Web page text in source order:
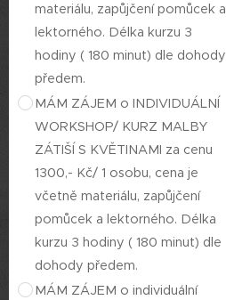
materiálu, zapůjčení pomůcek a
lektorného. Délka kurzu 3
hodiny ( 180 minut) dle dohody
předem.
MÁM ZÁJEM o INDIVIDUÁLNÍ
WORKSHOP/ KURZ MALBY
ZÁTIŠÍ S KVĚTINAMI za cenu
1300,- Kč/ 1 osobu, cena je
včetně materiálu, zapůjčení
pomůcek a lektorného. Délka
kurzu 3 hodiny ( 180 minut) dle
dohody předem.
MÁM ZÁJEM o individuální